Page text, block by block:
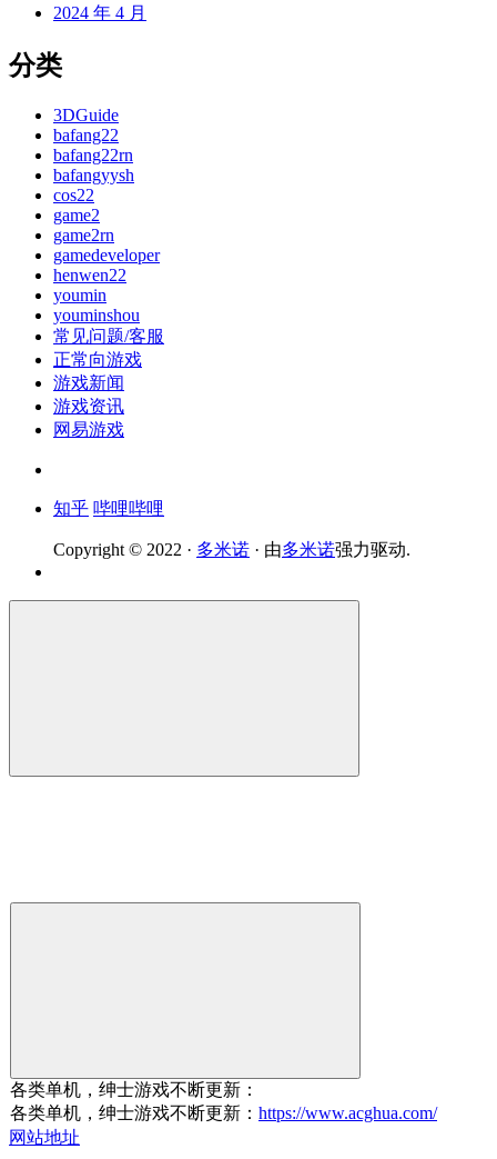
2024 年 4 月
分类
3DGuide
bafang22
bafang22rn
bafangyysh
cos22
game2
game2rn
gamedeveloper
henwen22
youmin
youminshou
常见问题/客服
正常向游戏
游戏新闻
游戏资讯
网易游戏
知乎 哔哩哔哩
Copyright © 2022 · 多米诺 · 由多米诺强力驱动.
各类单机，绅士游戏不断更新：
各类单机，绅士游戏不断更新： https://www.acghua.com/
网站地址